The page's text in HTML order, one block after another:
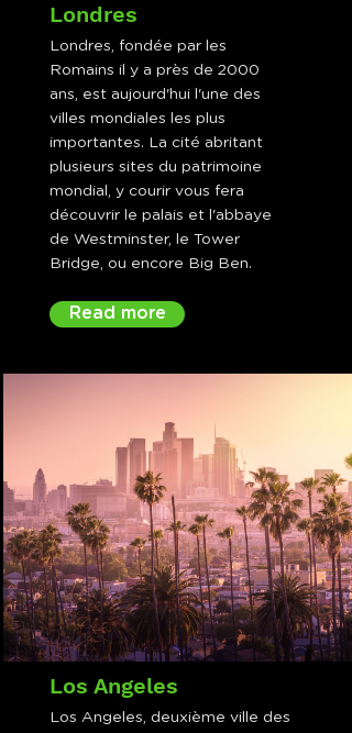
Londres
Londres, fondée par les
Romains il y a près de 2000
ans, est aujourd'hui l'une des
villes mondiales les plus
importantes. La cité abritant
plusieurs sites du patrimoine
mondial, y courir vous fera
découvrir le palais et l'abbaye
de Westminster, le Tower
Bridge, ou encore Big Ben.
Read more
Los Angeles
Los Angeles, deuxième ville des